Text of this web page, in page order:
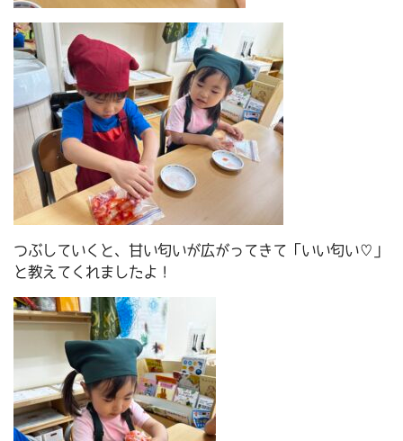
つぶしていくと、甘い匂いが広がってきて「いい匂い♡」
と教えてくれましたよ！